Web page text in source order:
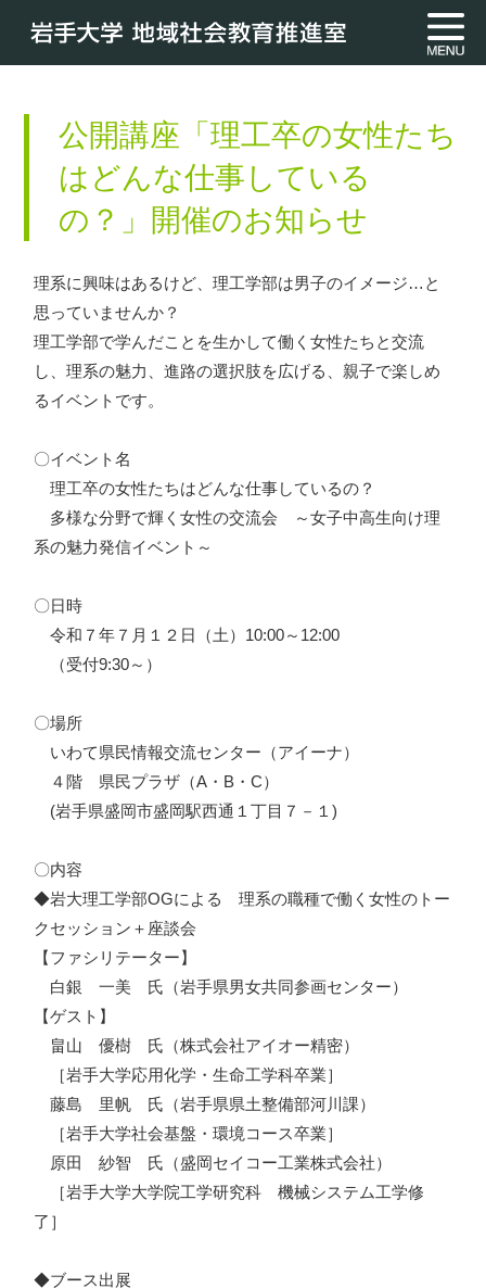
公開講座「理工卒の女性たち
はどんな仕事している
の？」開催のお知らせ
理系に興味はあるけど、理工学部は男子のイメージ…と
思っていませんか？
理工学部で学んだことを生かして働く女性たちと交流
し、理系の魅力、進路の選択肢を広げる、親子で楽しめ
るイベントです。
〇イベント名
理工卒の女性たちはどんな仕事しているの？
多様な分野で輝く女性の交流会 ～女子中高生向け理
系の魅力発信イベント～
〇日時
令和７年７月１２日（土）10:00～12:00
（受付9:30～）
〇場所
いわて県民情報交流センター（アイーナ）
４階 県民プラザ（A・B・C）
(岩手県盛岡市盛岡駅西通１丁目７－１)
〇内容
◆岩大理工学部OGによる 理系の職種で働く女性のトー
クセッション＋座談会
【ファシリテーター】
白銀 一美 氏（岩手県男女共同参画センター）
【ゲスト】
畠山 優樹 氏（株式会社アイオー精密）
［岩手大学応用化学・生命工学科卒業］
藤島 里帆 氏（岩手県県土整備部河川課）
［岩手大学社会基盤・環境コース卒業］
原田 紗智 氏（盛岡セイコー工業株式会社）
［岩手大学大学院工学研究科 機械システム工学修
了］
◆ブース出展